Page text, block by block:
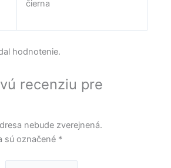
čierna
hodnotenie.
recenziu pre
nebude zverejnená.
sú označené *